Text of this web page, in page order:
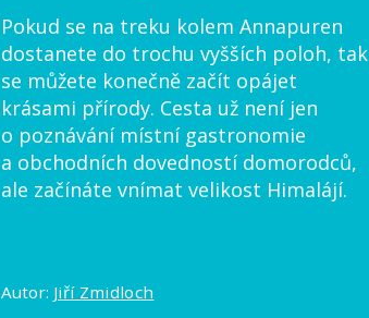
Pokud se na treku kolem Annapuren
dostanete do trochu vyšších poloh, tak
se můžete konečně začít opájet
krásami přírody. Cesta už není jen
o poznávání místní gastronomie
a obchodních dovedností domorodců,
ale začínáte vnímat velikost Himalájí.
Autor: Jiří Zmidloch